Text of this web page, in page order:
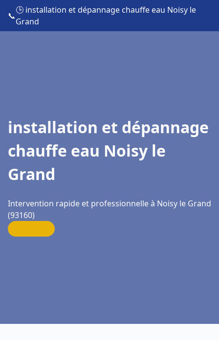
📞
🕒 installation et dépannage chauffe eau Noisy le
Grand
installation et dépannage
chauffe eau Noisy le
Grand
Intervention rapide et professionnelle à Noisy le Grand
(93160)